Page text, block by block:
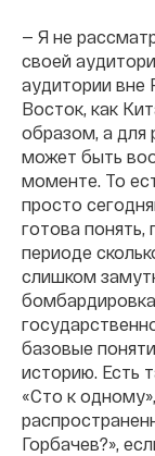
— Я не
своей
аудитории вне
Восток, как
образом, а для
может быть
моменте. То
просто
готова
периоде
слишком
базовые
историю. Есть
«Сто к
Горбачев?»,